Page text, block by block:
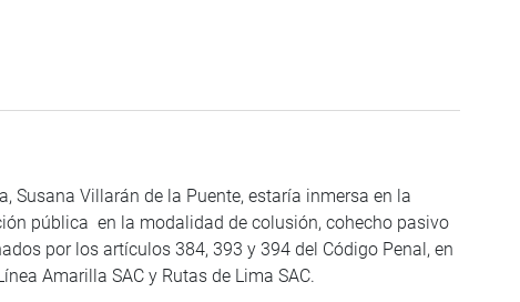
Villarán de la Puente, estaría inmersa en la
pública en la modalidad de colusión, cohecho pasivo
por los artículos 384, 393 y 394 del Código Penal, en
Amarilla SAC y Rutas de Lima SAC.